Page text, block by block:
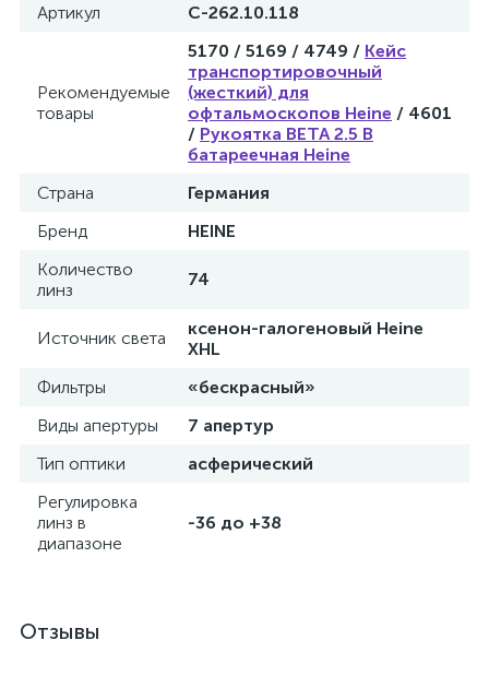
Артикул C-262.10.118
Рекомендуемые
товары
5170 / 5169 / 4749 / Кейс
транспортировочный
(жесткий) для
офтальмоскопов Heine / 4601
/ Рукоятка ВЕТА 2.5 В
батареечная Heine
Страна
Германия
Бренд
HEINE
Количество
линз
74
Источник света
ксенон-галогеновый Heine
XHL
Фильтры
«бескрасный»
Виды апертуры
7 апертур
Тип оптики
асферический
Регулировка
линз в
диапазоне
-36 до +38
Отзывы